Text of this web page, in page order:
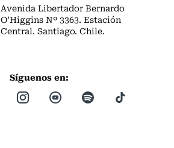
Avenida Libertador Bernardo
O’Higgins Nº 3363. Estación
Central. Santiago. Chile.
Síguenos en: